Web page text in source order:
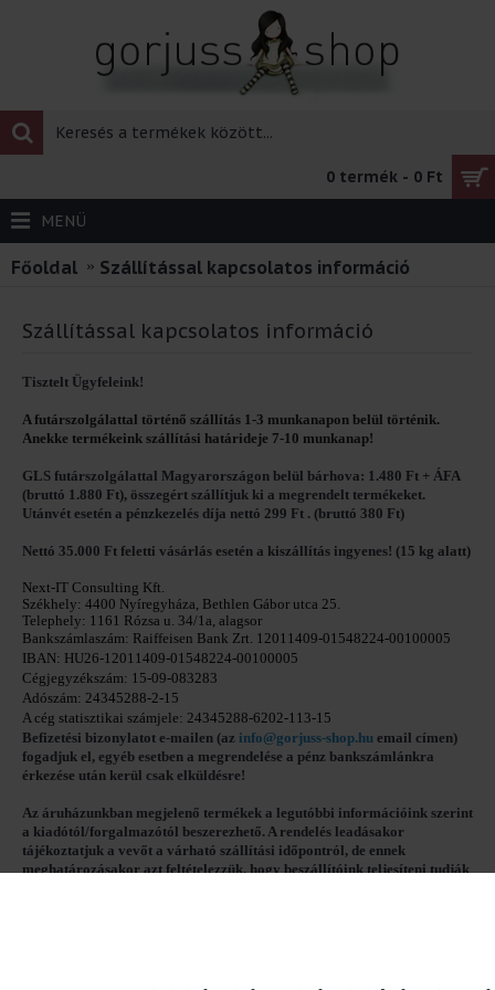
0 termék - 0 Ft
MENÜ
Főoldal Szállítással kapcsolatos információ
Szállítással kapcsolatos információ
Tisztelt Ügyfeleink!
A futárszolgálattal történő szállítás 1-3 munkanapon belül történik.
Anekke termékeink szállítási határideje 7-10 munkanap!
GLS futárszolgálattal Magyarországon belül bárhova: 1.480 Ft + ÁFA
(bruttó 1.880 Ft), összegért szállítjuk ki a megrendelt termékeket.
Utánvét esetén a pénzkezelés díja nettó 299 Ft . (bruttó 380 Ft)
Nettó 35.000 Ft feletti vásárlás esetén a kiszállítás ingyenes! (15 kg alatt)
Next-IT Consulting Kft.
Székhely: 4400 Nyíregyháza, Bethlen Gábor utca 25.
Telephely: 1161 Rózsa u. 34/1a, alagsor
Bankszámlaszám: Raiffeisen Bank Zrt. 12011409-01548224-00100005
IBAN: HU26-12011409-01548224-00100005
Cégjegyzékszám: 15-09-083283
Adószám: 24345288-2-15
A cég statisztikai számjele: 24345288-6202-113-15
Befizetési bizonylatot e-mailen (az info@gorjuss-shop.hu email címen)
fogadjuk el, egyéb esetben a megrendelése a pénz bankszámlánkra
érkezése után kerül csak elküldésre!
Az áruházunkban megjelenő termékek a legutóbbi információink szerint
a kiadótól/forgalmazótól beszerezhető. A rendelés leadásakor
tájékoztatjuk a vevőt a várható szállítási időpontról, de ennek
meghatározásakor azt feltételezzük, hogy beszállítóink teljesíteni tudják